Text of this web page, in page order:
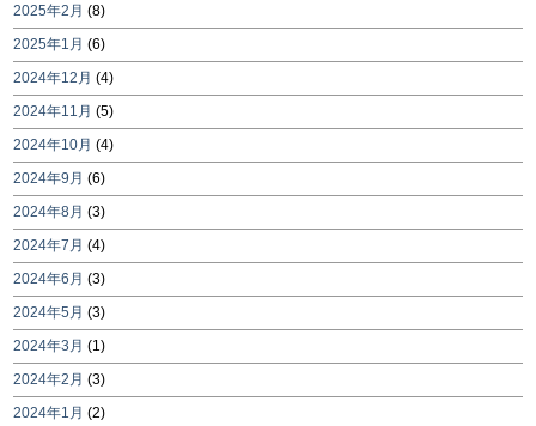
2025年2月 (8)
2025年1月 (6)
2024年12月 (4)
2024年11月 (5)
2024年10月 (4)
2024年9月 (6)
2024年8月 (3)
2024年7月 (4)
2024年6月 (3)
2024年5月 (3)
2024年3月 (1)
2024年2月 (3)
2024年1月 (2)